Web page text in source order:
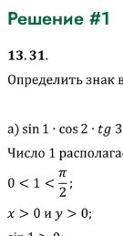
Решение #1